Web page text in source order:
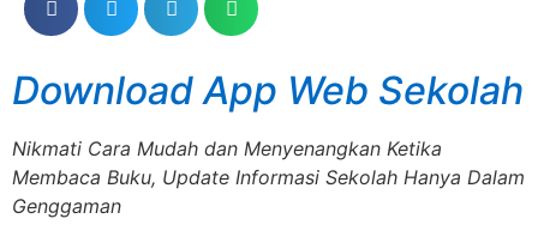
Download App Web Sekolah
Nikmati Cara Mudah dan Menyenangkan Ketika
Membaca Buku, Update Informasi Sekolah Hanya Dalam
Genggaman